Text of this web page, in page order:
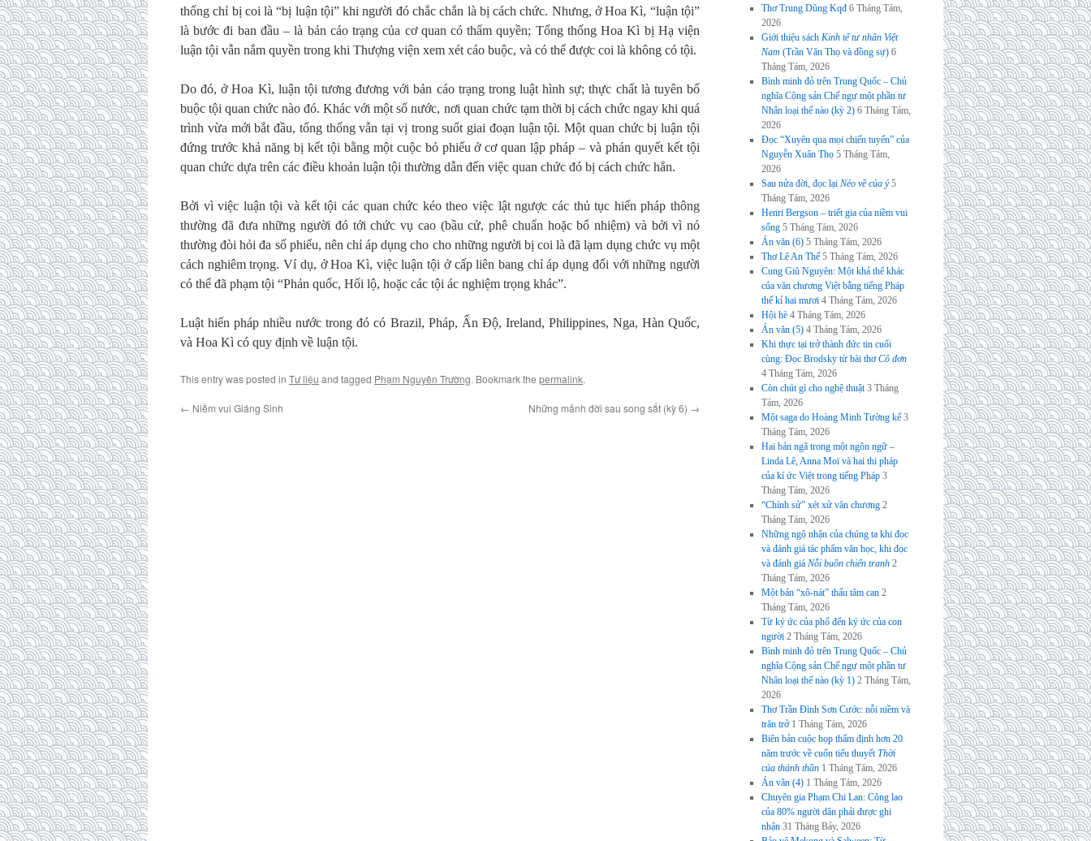
thống chỉ bị coi là “bị luận tội” khi người đó chắc chắn là bị cách chức. Nhưng, ở Hoa Kì, “luận tội”
là bước đi ban đầu – là bản cáo trạng của cơ quan có thẩm quyền; Tổng thống Hoa Kì bị Hạ viện
luận tội vẫn nắm quyền trong khi Thượng viện xem xét cáo buộc, và có thể được coi là không có tội.
Do đó, ở Hoa Kì, luận tội tương đương với bản cáo trạng trong luật hình sự; thực chất là tuyên bố
buộc tội quan chức nào đó. Khác với một số nước, nơi quan chức tạm thời bị cách chức ngay khi quá
trình vừa mới bắt đầu, tổng thống vẫn tại vị trong suốt giai đoạn luận tội. Một quan chức bị luận tội
đứng trước khả năng bị kết tội bằng một cuộc bỏ phiếu ở cơ quan lập pháp – và phán quyết kết tội
quan chức dựa trên các điều khoản luận tội thường dẫn đến việc quan chức đó bị cách chức hẳn.
Bởi vì việc luận tội và kết tội các quan chức kéo theo việc lật ngược các thủ tục hiến pháp thông
thường đã đưa những người đó tới chức vụ cao (bầu cử, phê chuẩn hoặc bổ nhiệm) và bởi vì nó
thường đòi hỏi đa số phiếu, nên chỉ áp dụng cho cho những người bị coi là đã lạm dụng chức vụ một
cách nghiêm trọng. Ví dụ, ở Hoa Kì, việc luận tội ở cấp liên bang chỉ áp dụng đối với những người
có thể đã phạm tội “Phản quốc, Hối lộ, hoặc các tội ác nghiệm trọng khác”.
Luật hiến pháp nhiều nước trong đó có Brazil, Pháp, Ấn Độ, Ireland, Philippines, Nga, Hàn Quốc,
và Hoa Kì có quy định về luận tội.
This entry was posted in Tư liệu and tagged Phạm Nguyên Trường. Bookmark the permalink.
← Niềm vui Giáng Sinh Những mảnh đời sau song sắt (kỳ 6) →
Thơ Trung Dũng Kqđ 6 Tháng Tám,
2026
Giới thiệu sách Kinh tế tư nhân Việt
Nam (Trần Văn Thọ và đồng sự) 6
Tháng Tám, 2026
Bình minh đỏ trên Trung Quốc – Chủ
nghĩa Cộng sản Chế ngự một phần tư
Nhân loại thế nào (kỳ 2) 6 Tháng Tám,
2026
Đọc “Xuyên qua mọi chiến tuyến” của
Nguyễn Xuân Thọ 5 Tháng Tám,
2026
Sau nửa đời, đọc lại Nẻo về của ý 5
Tháng Tám, 2026
Henri Bergson – triết gia của niềm vui
sống 5 Tháng Tám, 2026
Án văn (6) 5 Tháng Tám, 2026
Thơ Lê An Thế 5 Tháng Tám, 2026
Cung Giũ Nguyên: Một khả thể khác
của văn chương Việt bằng tiếng Pháp
thế kỉ hai mươi 4 Tháng Tám, 2026
Hội hè 4 Tháng Tám, 2026
Án văn (5) 4 Tháng Tám, 2026
Khi thực tại trở thành đức tin cuối
cùng: Đọc Brodsky từ bài thơCô đơn
4 Tháng Tám, 2026
Còn chút gì cho nghệ thuật 3 Tháng
Tám, 2026
Một saga do Hoàng Minh Tường kể 3
Tháng Tám, 2026
Hai bản ngã trong một ngôn ngữ –
Linda Lê, Anna Moï và hai thi pháp
của kí ức Việt trong tiếng Pháp 3
Tháng Tám, 2026
“Chính sử” xét xử văn chương 2
Tháng Tám, 2026
Những ngộ nhận của chúng ta khi đọc
và đánh giá tác phẩm văn học, khi đọc
và đánh giá Nỗi buồn chiến tranh 2
Tháng Tám, 2026
Một bản “xô-nát” thấu tâm can 2
Tháng Tám, 2026
Từ ký ức của phố đến ký ức của con
người 2 Tháng Tám, 2026
Bình minh đỏ trên Trung Quốc – Chủ
nghĩa Cộng sản Chế ngự một phần tư
Nhân loại thế nào (kỳ 1) 2 Tháng Tám,
2026
Thơ Trần Đình Sơn Cước: nỗi niềm và
trăn trở 1 Tháng Tám, 2026
Biên bản cuộc họp thẩm định hơn 20
năm trước về cuốn tiểu thuyếtThời
của thánh thần 1 Tháng Tám, 2026
Án văn (4) 1 Tháng Tám, 2026
Chuyên gia Phạm Chi Lan: Công lao
của 80% người dân phải được ghi
nhận 31 Tháng Bảy, 2026